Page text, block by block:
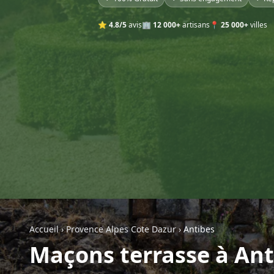
⭐ 4.8/5avis🏢 12 000+artisans 📍 25 000+villes
Accueil›Provence Alpes Cote Dazur› Antibes
Maçons terrasse à